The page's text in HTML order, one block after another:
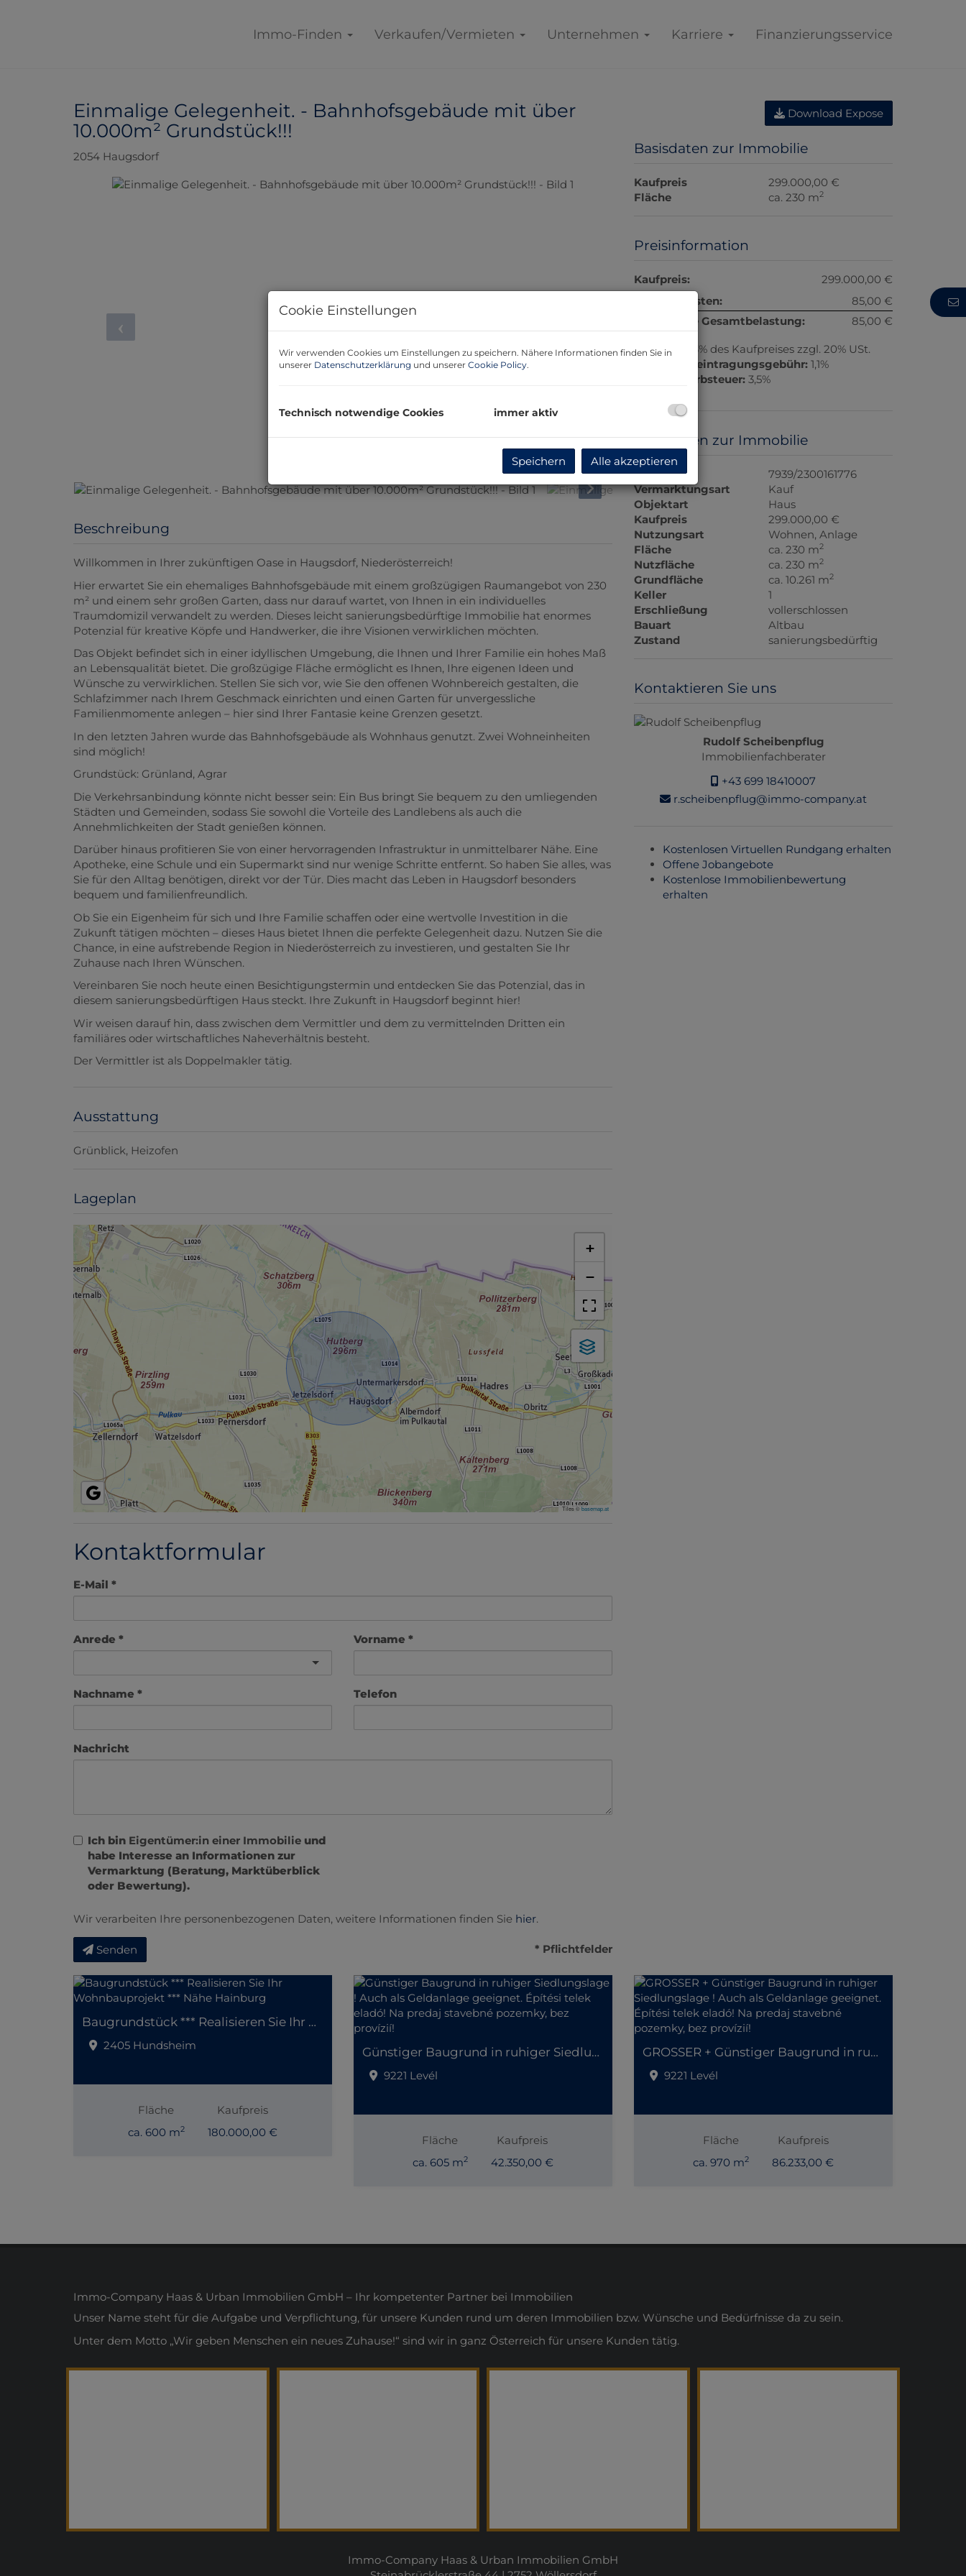
Immo-Finden Verkaufen/Vermieten Unternehmen Karriere Finanzierungsservice
Einmalige Gelegenheit. - Bahnhofsgebäude mit über
10.000m² Grundstück!!!
2054 Haugsdorf
Beschreibung
Willkommen in Ihrer zukünftigen Oase in Haugsdorf, Niederösterreich!
Hier erwartet Sie ein ehemaliges Bahnhofsgebäude mit einem großzügigen Raumangebot von 230
m² und einem sehr großen Garten, dass nur darauf wartet, von Ihnen in ein individuelles
Traumdomizil verwandelt zu werden. Dieses leicht sanierungsbedürftige Immobilie hat enormes
Potenzial für kreative Köpfe und Handwerker, die ihre Visionen verwirklichen möchten.
Das Objekt befindet sich in einer idyllischen Umgebung, die Ihnen und Ihrer Familie ein hohes Maß
an Lebensqualität bietet. Die großzügige Fläche ermöglicht es Ihnen, Ihre eigenen Ideen und
Wünsche zu verwirklichen. Stellen Sie sich vor, wie Sie den offenen Wohnbereich gestalten, die
Schlafzimmer nach Ihrem Geschmack einrichten und einen Garten für unvergessliche
Familienmomente anlegen – hier sind Ihrer Fantasie keine Grenzen gesetzt.
In den letzten Jahren wurde das Bahnhofsgebäude als Wohnhaus genutzt. Zwei Wohneinheiten
sind möglich!
Grundstück: Grünland, Agrar
Die Verkehrsanbindung könnte nicht besser sein: Ein Bus bringt Sie bequem zu den umliegenden
Städten und Gemeinden, sodass Sie sowohl die Vorteile des Landlebens als auch die
Annehmlichkeiten der Stadt genießen können.
Darüber hinaus profitieren Sie von einer hervorragenden Infrastruktur in unmittelbarer Nähe. Eine
Apotheke, eine Schule und ein Supermarkt sind nur wenige Schritte entfernt. So haben Sie alles, was
Sie für den Alltag benötigen, direkt vor der Tür. Dies macht das Leben in Haugsdorf besonders
bequem und familienfreundlich.
Ob Sie ein Eigenheim für sich und Ihre Familie schaffen oder eine wertvolle Investition in die
Zukunft tätigen möchten – dieses Haus bietet Ihnen die perfekte Gelegenheit dazu. Nutzen Sie die
Chance, in eine aufstrebende Region in Niederösterreich zu investieren, und gestalten Sie Ihr
Zuhause nach Ihren Wünschen.
Vereinbaren Sie noch heute einen Besichtigungstermin und entdecken Sie das Potenzial, das in
diesem sanierungsbedürftigen Haus steckt. Ihre Zukunft in Haugsdorf beginnt hier!
Wir weisen darauf hin, dass zwischen dem Vermittler und dem zu vermittelnden Dritten ein
familiäres oder wirtschaftliches Naheverhältnis besteht.
Der Vermittler ist als Doppelmakler tätig.
Ausstattung
Grünblick Heizofen
Lageplan
+
−
Tiles ©basemap.at
Kontaktformular
E-Mail
Anrede Vorname
Nachname Telefon
Nachricht
Ich bin Eigentümer:in einer Immobilie und
habe Interesse an Informationen zur
Vermarktung (Beratung, Marktüberblick
oder Bewertung).
Wir verarbeiten Ihre personenbezogenen Daten, weitere Informationen finden Sie hier.
Senden * Pflichtfelder
Download Expose
Basisdaten zur Immobilie
Kaufpreis
299.000,00 €
Fläche
ca. 230 m2
Preisinformation
Kaufpreis:
299.000,00 €
Betriebskosten:
85,00 €
monatliche Gesamtbelastung:
85,00 €
Provision:
3% des Kaufpreises zzgl. 20% USt.
Grundbucheintragungsgebühr: 1,1%
Grunderwerbsteuer: 3,5%
Basisdaten zur Immobilie
Objektnr.
7939/2300161776
Vermarktungsart
Kauf
Objektart
Haus
Kaufpreis
299.000,00 €
Nutzungsart
Wohnen Anlage
Fläche
ca. 230 m2
Nutzfläche ca. 230 m2
Grundfläche ca. 10.261 m2
Keller
1
Erschließung
vollerschlossen
Bauart
Altbau
Zustand
sanierungsbedürftig
Kontaktieren Sie uns
Rudolf Scheibenpflug
Immobilienfachberater
+43 699 18410007
r.scheibenpflug@immo-company.at
Kostenlosen Virtuellen Rundgang erhalten
Offene Jobangebote
Kostenlose Immobilienbewertung
erhalten
Baugrundstück *** Realisieren Sie Ihr Wohnbauprojekt *** Nähe Hainburg
2405 Hundsheim
Fläche
ca. 600 m2
Kaufpreis
180.000,00 €
Günstiger Baugrund in ruhiger Siedlungslage ! Auch als Geldanlage geeignet. Építési telek eladó! Na predaj stavebné pozemky, bez provízií!
9221 Levél
Fläche
ca. 605 m2
Kaufpreis
42.350,00 €
GROSSER + Günstiger Baugrund in ruhiger Siedlungslage ! Auch als Geldanlage geeignet. Építési telek eladó! Na predaj stavebné pozemky, bez provízií!
9221 Levél
Fläche
ca. 970 m2
Kaufpreis
86.233,00 €
Immo-Company Haas & Urban Immobilien GmbH – Ihr kompetenter Partner bei Immobilien
Unser Name steht für die Aufgabe und Verpflichtung, für unsere Kunden rund um deren Immobilien bzw. Wünsche und Bedürfnisse da zu sein.
Unter dem Motto „Wir geben Menschen ein neues Zuhause!“ sind wir in ganz Österreich für unsere Kunden tätig.
Immo-Company Haas & Urban Immobilien GmbH
Cookie Einstellungen
Wir verwenden Cookies um Einstellungen zu speichern. Nähere Informationen finden Sie in
unserer Datenschutzerklärung und unserer Cookie Policy.
Technisch notwendige Cookies immer aktiv
Speichern Alle akzeptieren